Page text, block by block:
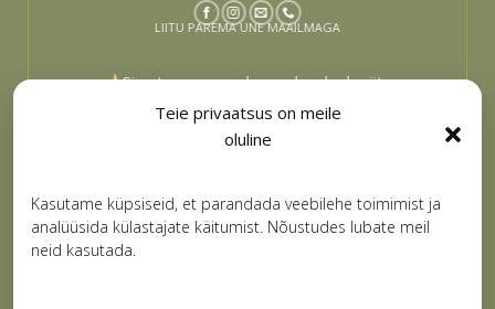
Teie privaatsus on meile
oluline
Kasutame küpsiseid, et parandada veebilehe toimimist ja
analüüsida külastajate käitumist. Nõustudes lubate meil
neid kasutada.
LIITU PAREMA UNE MAAILMAGA
Sinu tee paremaks uneks algab siit –
liitu ja lase end inspireerida
LIITUN